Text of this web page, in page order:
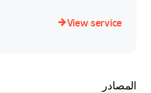
View service
المصادر